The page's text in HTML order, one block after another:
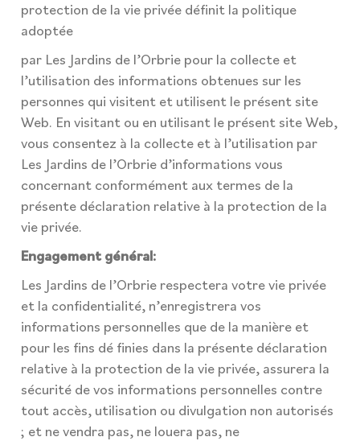
protection de la vie privée définit la politique
adoptée
par Les Jardins de l’Orbrie pour la collecte et
l’utilisation des informations obtenues sur les
personnes qui visitent et utilisent le présent site
Web. En visitant ou en utilisant le présent site Web,
vous consentez à la collecte et à l’utilisation par
Les Jardins de l’Orbrie d’informations vous
concernant conformément aux termes de la
présente déclaration relative à la protection de la
vie privée.
Engagement général:
Les Jardins de l’Orbrie respectera votre vie privée
et la confidentialité, n’enregistrera vos
informations personnelles que de la manière et
pour les fins dé finies dans la présente déclaration
relative à la protection de la vie privée, assurera la
sécurité de vos informations personnelles contre
tout accès, utilisation ou divulgation non autorisés
; et ne vendra pas, ne louera pas, ne